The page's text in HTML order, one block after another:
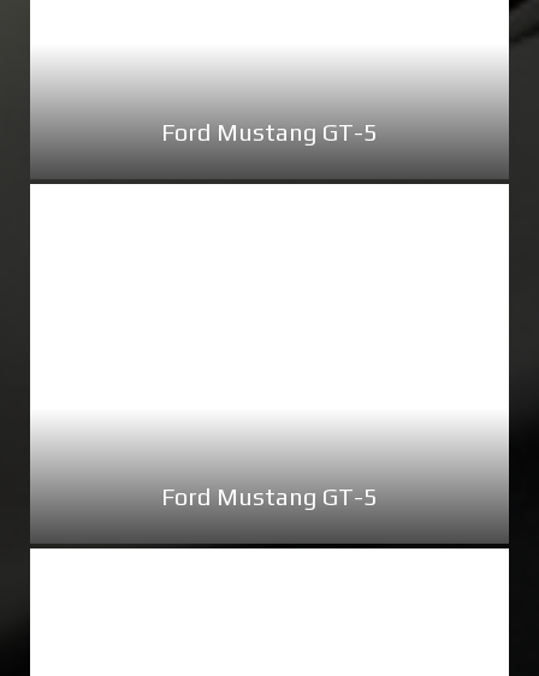
Ford Mustang GT-5
Ford Mustang GT-5